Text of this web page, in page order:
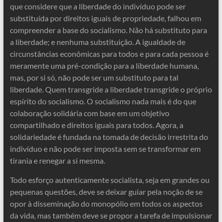
que considere que a liberdade do indivíduo pode ser
substituída por direitos iguais de propriedade, falhou em
compreender a base do socialismo. Não há substituto para
a liberdade; e nenhuma substituição. A igualdade de
circunstâncias econômicas para todos e para cada pessoa é
meramente uma pré-condição para a liberdade humana,
mas, por si só, não pode ser um substituto para tal
liberdade. Quem transgride a liberdade transgride o próprio
espírito do socialismo. O socialismo nada mais é do que
colaboração solidária com base em um objetivo
compartilhado e direitos iguais para todos. Agora, a
solidariedade é fundada na tomada de decisão irrestrita do
indivíduo e não pode ser imposta sem se transformar em
tirania e renegar a si mesma.
Todo esforço autenticamente socialista, seja em grandes ou
pequenas questões, deve se deixar guiar pela noção de se
opor à disseminação do monopólio em todos os aspectos
da vida, mas também deve se propor a tarefa de impulsionar